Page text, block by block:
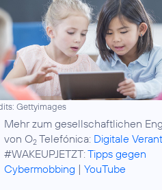
Gettyimages
Mehr zum gesellschaftlichen
von O2 Telefónica: Digitale
#WAKEUPJETZT:Tipps gegen
Cybermobbing |YouTube